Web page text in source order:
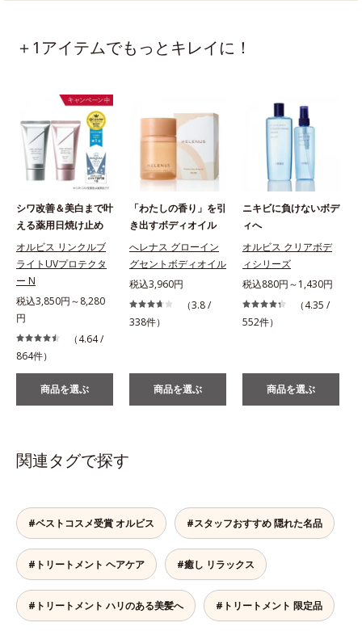
＋1アイテムでもっとキレイに！
シワ改善＆美白まで叶
える薬用日焼け止め
オルビス リンクルブ
ライトUVプロテクタ
ー N
税込3,850円～8,280
円
（4.64 /
864件）
商品を選ぶ
「わたしの香り」を引
き出すボディオイル
へレナス グローイン
グセントボディオイル
税込3,960円
（3.8 /
338件）
商品を選ぶ
ニキビに負けないボデ
ィへ
オルビス クリアボデ
ィシリーズ
税込880円～1,430円
（4.35 /
552件）
商品を選ぶ
関連タグで探す
#ベストコスメ受賞 オルビス #スタッフおすすめ 隠れた名品
#トリートメント ヘアケア #癒し リラックス
#トリートメント ハリのある美髪へ #トリートメント 限定品